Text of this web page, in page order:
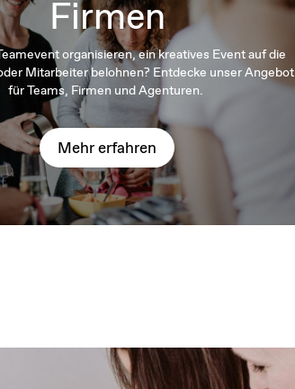
Firmen
organisieren, ein kreatives Event auf die
Mitarbeiter belohnen? Entdecke unser Angebot
für Teams, Firmen und Agenturen.
Mehr erfahren